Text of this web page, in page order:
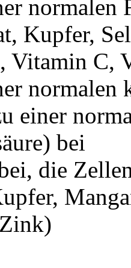
normalen
Kupfer,
Vitamin C,
einer
bei
die